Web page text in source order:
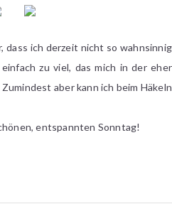
dass ich derzeit nicht so wahnsinnig
zu viel, das mich in der eher
aber kann ich beim Häkeln
entspannten Sonntag!